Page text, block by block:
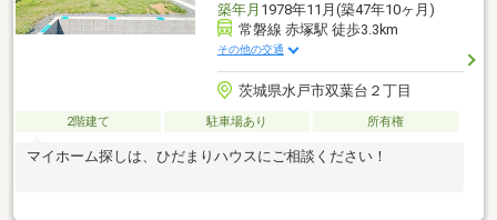
築年月 1978年11月(築47年10ヶ月)
常磐線 赤塚駅 徒歩3.3km
その他の交通
茨城県水戸市双葉台２丁目
2階建て 駐車場あり 所有権
マイホーム探しは、ひだまりハウスにご相談ください！